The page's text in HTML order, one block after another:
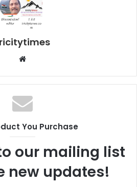
Website
You Purchase
our mailing list
new updates!